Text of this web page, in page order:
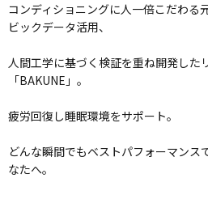
コンディショニングに人一倍こだわる
ビックデータ活用、
人間工学に基づく検証を重ね開発した
「BAKUNE」。
疲労回復し睡眠環境をサポート。
どんな瞬間でもベストパフォーマンス
なたへ。